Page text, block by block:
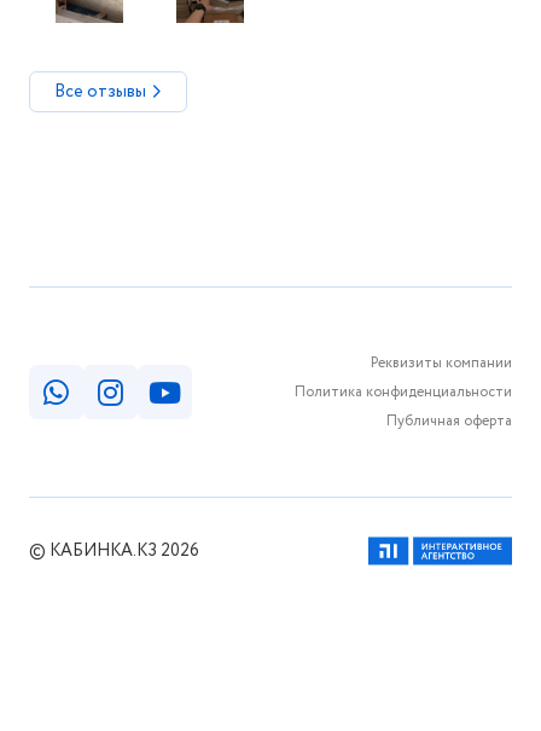
Все отзывы
Реквизиты компании
Политика конфиденциальности
Публичная оферта
© КАБИНКА.КЗ 2026